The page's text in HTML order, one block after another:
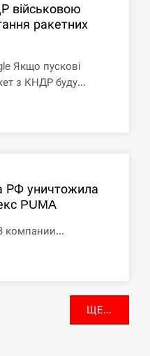
військовою
ракетних
Якщо пускові
з КНДР буду...
РФ уничтожила
PUMA
компании...
ЩЕ...